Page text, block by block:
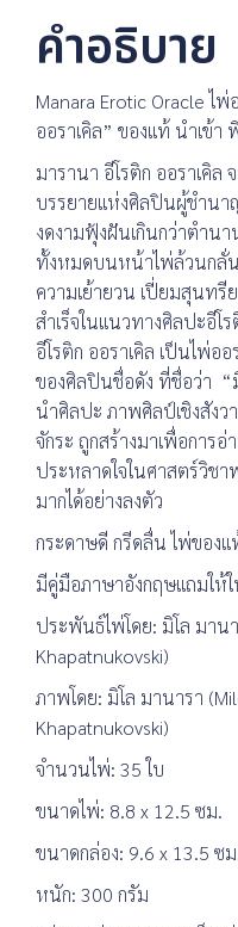
คำอธิบาย
Manara Erotic Oracle ไ
ออราเคิล” ของแท้ นำเข้
มารานา อีโรติก ออราเคิล
บรรยายแห่งศิลปินผู้ชำนา
งดงามฟุ้งฝันเกินกว่าตำน
ทั้งหมดบนหน้าไพ่ล้วนกลั่
ความเย้ายวน เปี่ยมสุนท
สำเร็จในแนวทางศิลปะอีโ
อีโรติก ออราเคิล เป็นไพ่อ
ของศิลปินชื่อดัง ที่ชื่อว่า “
นำศิลปะ ภาพศิลป์เชิงสังว
จักระ ถูกสร้างมาเพื่อการ
ประหลาดใจในศาสตร์วิช
มากได้อย่างลงตัว
กระดาษดี กรีดลื่น ไพ่ของแ
มีคู่มือภาษาอังกฤษแถมให้ใ
ประพันธ์ไพ่โดย: มิโล มาน
Khapatnukovski)
ภาพโดย: มิโล มานารา
Khapatnukovski)
จำนวนไพ่: 35 ใบ
ขนาดไพ่: 8.8 x 12.5 ซม.
ขนาดกล่อง: 9.6 x 13.5 ซ
หนัก: 300 กรัม